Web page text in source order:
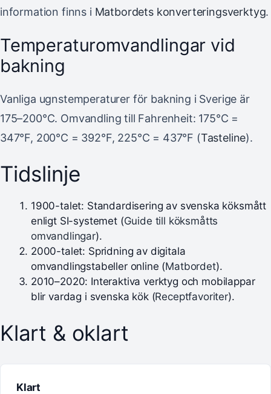
information finns i Matbordets konverteringsverktyg.
Temperaturomvandlingar vid
bakning
Vanliga ugnstemperaturer för bakning i Sverige är
175–200°C. Omvandling till Fahrenheit: 175°C =
347°F, 200°C = 392°F, 225°C = 437°F (Tasteline).
Tidslinje
1900-talet: Standardisering av svenska köksmått
enligt SI-systemet (Guide till köksmåtts
omvandlingar).
2000-talet: Spridning av digitala
omvandlingstabeller online (Matbordet).
2010–2020: Interaktiva verktyg och mobilappar
blir vardag i svenska kök (Receptfavoriter).
Klart & oklart
Klart